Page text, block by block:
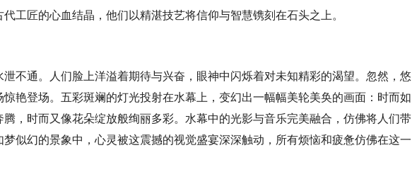
工匠的心血结晶，他们以精湛技艺将信仰与智慧镌刻在石头之上。
不通。人们脸上洋溢着期待与兴奋，眼神中闪烁着对未知精彩的渴望。忽然，悠
艳登场。五彩斑斓的灯光投射在水幕上，变幻出一幅幅美轮美奂的画面：时而如
，时而又像花朵绽放般绚丽多彩。水幕中的光影与音乐完美融合，仿佛将人们带
似幻的景象中，心灵被这震撼的视觉盛宴深深触动，所有烦恼和疲惫仿佛在这一